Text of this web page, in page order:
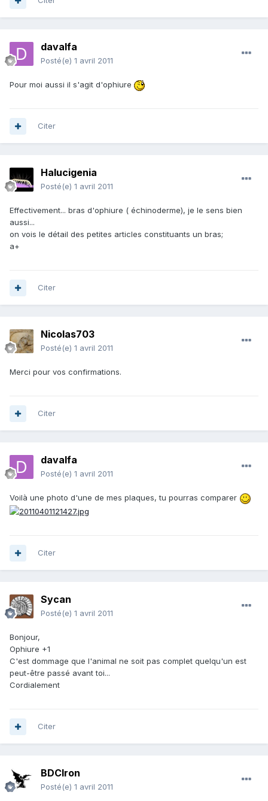
davalfa
Posté(e) 1 avril 2011
Pour moi aussi il s'agit d'ophiure
Citer
Halucigenia
Posté(e) 1 avril 2011
Effectivement... bras d'ophiure ( échinoderme), je le sens bien
aussi...
on vois le détail des petites articles constituants un bras;
a+
Citer
Nicolas703
Posté(e) 1 avril 2011
Merci pour vos confirmations.
Citer
davalfa
Posté(e) 1 avril 2011
Voilà une photo d'une de mes plaques, tu pourras comparer
Citer
Sycan
Posté(e) 1 avril 2011
Bonjour,
Ophiure +1
C'est dommage que l'animal ne soit pas complet quelqu'un est
peut-être passé avant toi...
Cordialement
Citer
BDCIron
Posté(e) 1 avril 2011